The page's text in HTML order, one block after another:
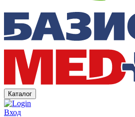
Каталог
Вход